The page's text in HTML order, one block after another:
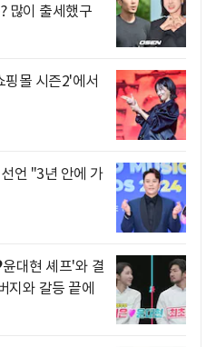
많이 출세했구
몰 시즌2'에서
언 "3년 안에 가
대현 셰프'와 결
지와 갈등 끝에